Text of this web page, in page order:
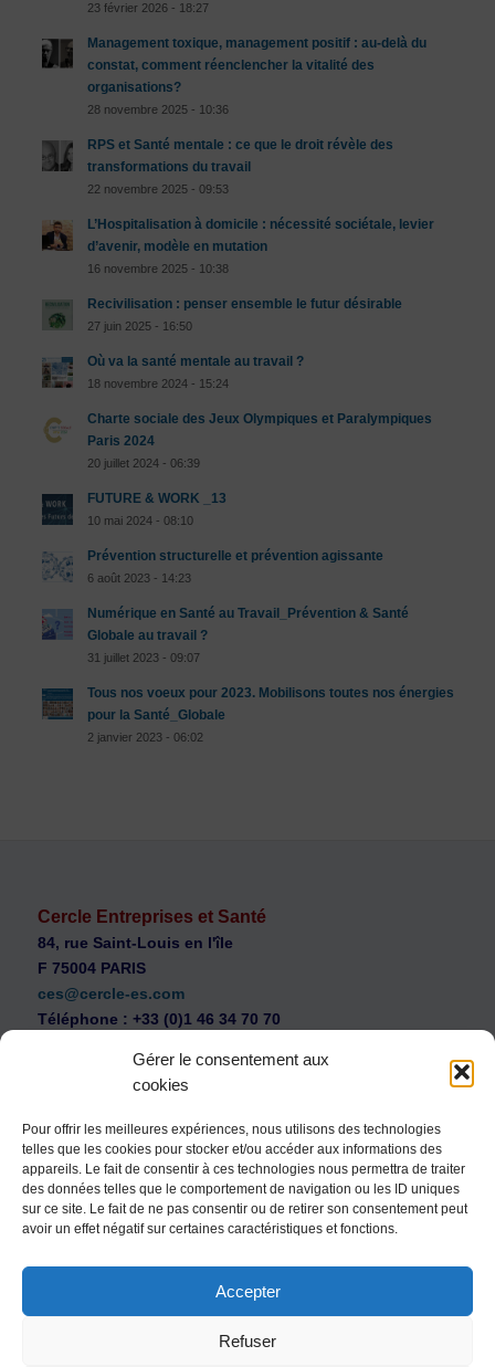
Gérer le consentement aux
cookies
Pour offrir les meilleures expériences, nous utilisons des technologies
telles que les cookies pour stocker et/ou accéder aux informations des
appareils. Le fait de consentir à ces technologies nous permettra de traiter
des données telles que le comportement de navigation ou les ID uniques
sur ce site. Le fait de ne pas consentir ou de retirer son consentement peut
avoir un effet négatif sur certaines caractéristiques et fonctions.
Accepter
Refuser
23 février 2026 - 18:27
Management toxique, management positif : au-delà du
constat, comment réenclencher la vitalité des
organisations?
28 novembre 2025 - 10:36
RPS et Santé mentale : ce que le droit révèle des
transformations du travail
22 novembre 2025 - 09:53
L’Hospitalisation à domicile : nécessité sociétale, levier
d’avenir, modèle en mutation
16 novembre 2025 - 10:38
Recivilisation : penser ensemble le futur désirable
27 juin 2025 - 16:50
Où va la santé mentale au travail ?
18 novembre 2024 - 15:24
Charte sociale des Jeux Olympiques et Paralympiques
Paris 2024
20 juillet 2024 - 06:39
FUTURE & WORK _13
10 mai 2024 - 08:10
Prévention structurelle et prévention agissante
6 août 2023 - 14:23
Numérique en Santé au Travail_Prévention & Santé
Globale au travail ?
31 juillet 2023 - 09:07
Tous nos voeux pour 2023. Mobilisons toutes nos énergies
pour la Santé_Globale
2 janvier 2023 - 06:02
Cercle Entreprises et Santé
84, rue Saint-Louis en l'île
F 75004 PARIS
ces@cercle-es.com
Téléphone : +33 (0)1 46 34 70 70
WEB Cercle – archives vidéos
Souscription au Cercle Entreprises et Santé
Nous contacter
Politique de confidentialité